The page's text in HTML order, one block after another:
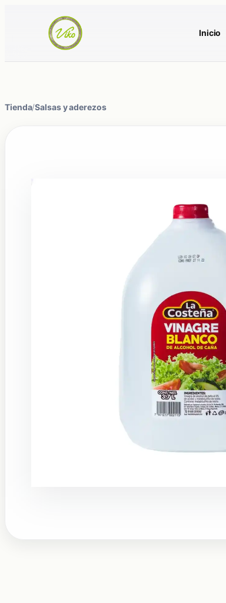
Inicio
Tienda/Salsas y aderezos